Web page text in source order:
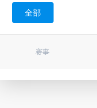
全部
赛事